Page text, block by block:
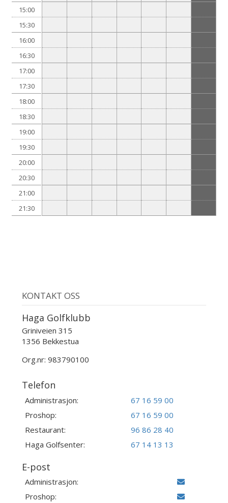
15:00
15:30
16:00
16:30
17:00
17:30
18:00
18:30
19:00
19:30
20:00
20:30
21:00
21:30
KONTAKT OSS
Haga Golfklubb
Griniveien 315
1356 Bekkestua
Org.nr: 983790100
Telefon
Administrasjon:
67 16 59 00
Proshop:
67 16 59 00
Restaurant:
96 86 28 40
Haga Golfsenter:
67 14 13 13
E-post
Administrasjon:
Proshop: